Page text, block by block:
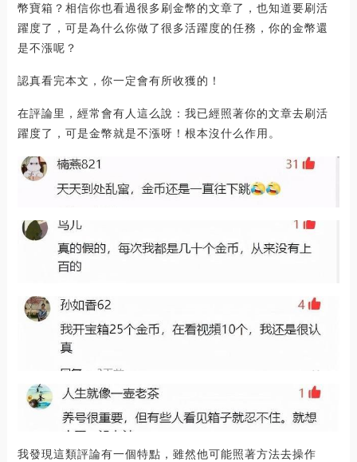
幣寶箱？相信你也看過很多刷金幣的文章了，也知道要刷活
躍度了，可是為什么你做了很多活躍度的任務，你的金幣還
是不漲呢？
認真看完本文，你一定會有所收獲的！
在評論里，經常會有人這么說：我已經照著你的文章去刷活
躍度了，可是金幣就是不漲呀！根本沒什么作用。
我發現這類評論有一個特點，雖然他可能照著方法去操作